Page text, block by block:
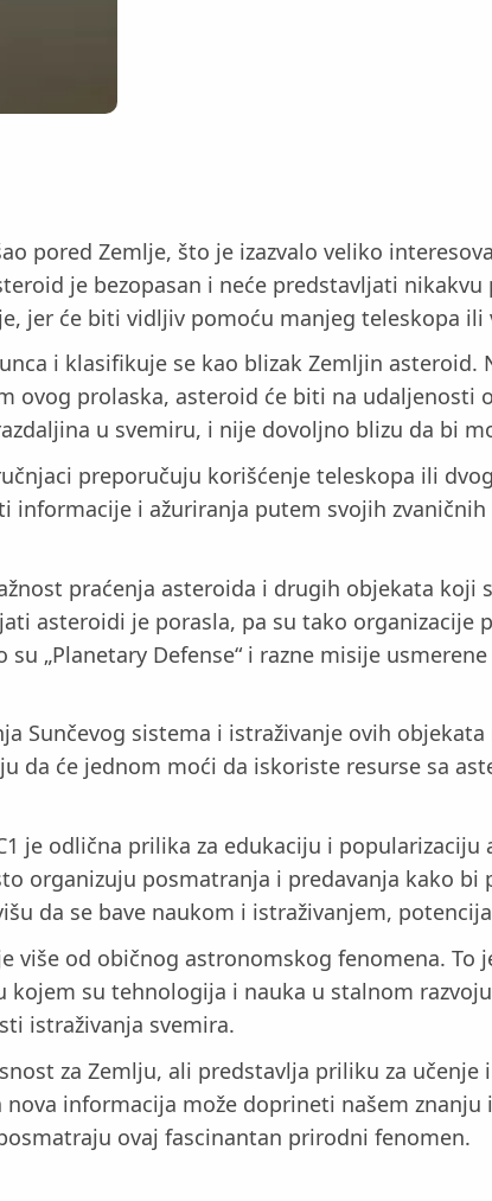
pored Zemlje, što je izazvalo veliko
je bezopasan i neće predstavljati
jer će biti vidljiv pomoću manjeg teleskopa ili
i klasifikuje se kao blizak Zemljin
ovog prolaska, asteroid će biti na udaljenosti
u svemiru, i nije dovoljno blizu da bi
preporučuju korišćenje teleskopa ili
informacije i ažuriranja putem svojih
praćenja asteroida i drugih objekata koji
asteroidi je porasla, pa su tako organizacije
„Planetary Defense“ i razne misije
Sunčevog sistema i istraživanje ovih
da će jednom moći da iskoriste resurse sa
je odlična prilika za edukaciju i
organizuju posmatranja i predavanja kako bi
da se bave naukom i istraživanjem,
više od običnog astronomskog fenomena.
su tehnologija i nauka u stalnom
istraživanja svemira.
za Zemlju, ali predstavlja priliku za
informacija može doprineti našem znanju
ovaj fascinantan prirodni fenomen.